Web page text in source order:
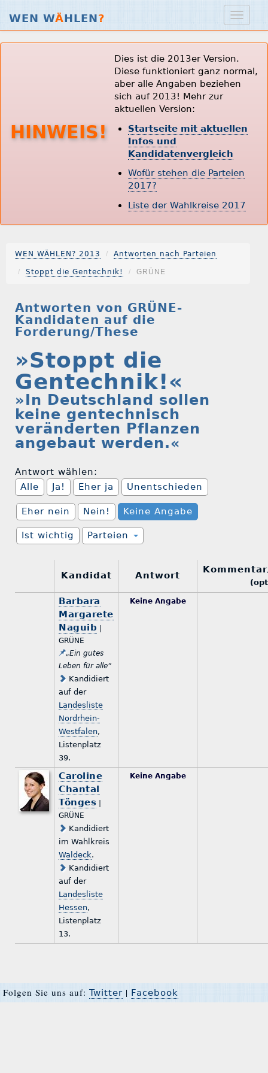
WEN WÄHLEN?
HINWEIS!
Dies ist die 2013er Version.
Diese funktioniert ganz normal,
aber alle Angaben beziehen
sich auf 2013! Mehr zur
aktuellen Version:
Startseite mit aktuellen
Infos und
Kandidatenvergleich
Wofür stehen die Parteien
2017?
Liste der Wahlkreise 2017
WEN WÄHLEN? 2013 Antworten nach Parteien
Stoppt die Gentechnik! GRÜNE
Antworten von GRÜNE-
Kandidaten auf die
Forderung/These
»Stoppt die
Gentechnik!«
»In Deutschland sollen
keine gentechnisch
veränderten Pflanzen
angebaut werden.«
Antwort wählen:
Alle
Ja! Eher ja Unentschieden
Eher nein Nein! Keine Angabe
Ist wichtig Parteien
Kandidat Antwort
Barbara
Margarete
Naguib
GRÜNE
„Ein gutes
Leben für alle“
Kandidiert
auf der
Landesliste
Nordrhein-
Westfalen,
Listenplatz
39.
Keine Angabe
Caroline
Chantal
Tönges
GRÜNE
Kandidiert
im Wahlkreis
Waldeck.
Kandidiert
auf der
Landesliste
Hessen,
Listenplatz
13.
Keine Angabe
Folgen Sie uns auf: Twitter | Facebook